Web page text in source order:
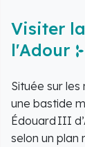
Visiter
l'Adour
Située sur les
une bastide
Édouard III
selon un plan